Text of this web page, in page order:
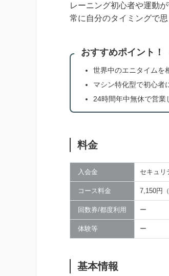
レーニング初心者や運動
常に自分のタイミングで
おすすめポイント！
世界中のエニタイムを
マシン特化型で初心者
24時間年中無休で営業
料金
入会金 セキュリ
コース料金 7,150円（
回数券/都度利用 ー
体験等 ー
基本情報